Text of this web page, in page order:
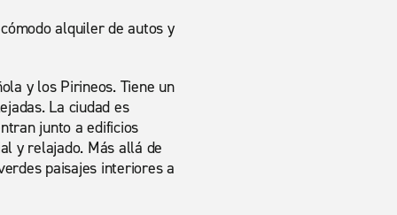
alquiler de autos y
y los Pirineos. Tiene un
La ciudad es
junto a edificios
y relajado. Más allá de
paisajes interiores a